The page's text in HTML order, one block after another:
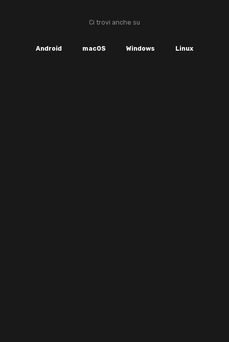
Ci trovi anche su
Android macOS Windows Linux